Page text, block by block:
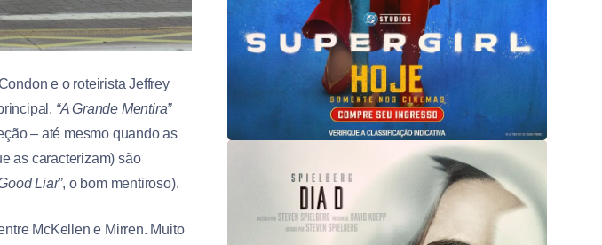
e o roteirista Jeffrey
“A Grande Mentira”
– até mesmo quando as
as caracterizam) são
Liar”, o bom mentiroso).
McKellen e Mirren. Muito